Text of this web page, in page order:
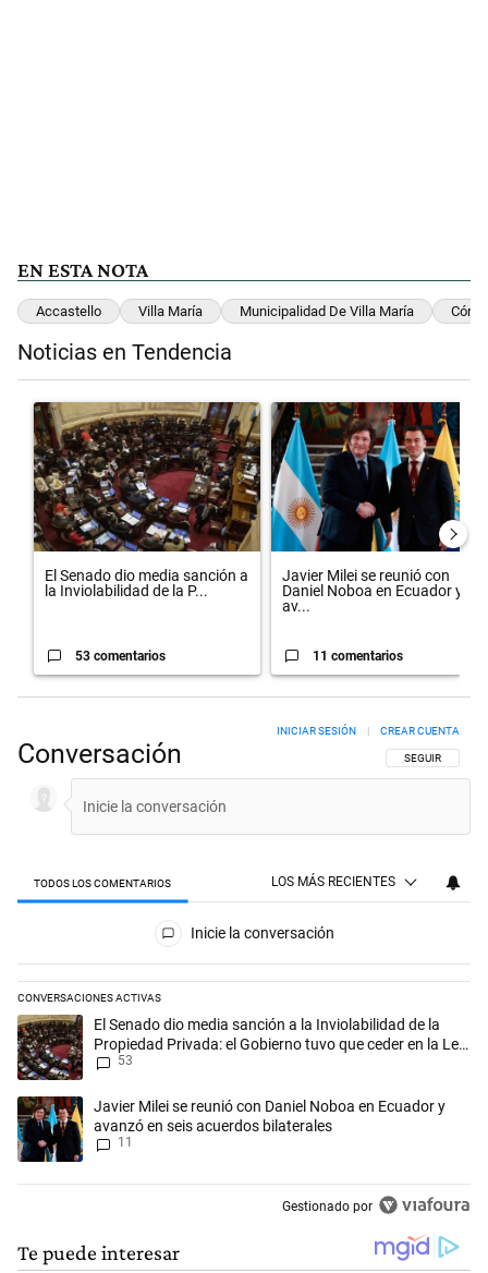
EN ESTA NOTA
Accastello Villa María Municipalidad De Villa María
Noticias en Tendencia
Un artículo de tendencia con el título "El Senado dio media sanción
El Senado dio media sanción a
la Inviolabilidad de la P...
53 comentarios
Un artículo de tendencia con el
Javier Milei se reunió con
Daniel Noboa en Ecuador y
av...
11 comentarios
Conversación SIGA ESTA
SEGUIR
INICIAR SESIÓN CREAR CUENTA
TODOS LOS COMENTARIOS LOS MÁS RECIENTES
Todos los comentarios
Inicie la conversación
CONVERSACIONES ACTIVAS
Este listado muestra los artículos con más comentarios en los
Un artículo de tendencia con el título "El Senado dio media sanción a
El Senado dio media sanción a la Inviolabilidad de la
Propiedad Privada: el Gobierno tuvo que ceder en la Ley
del Manejo del Fuego
53
Un artículo de tendencia con el título "Javier Milei se reunió con
Javier Milei se reunió con Daniel Noboa en Ecuador y
avanzó en seis acuerdos bilaterales
11
Gestionado por